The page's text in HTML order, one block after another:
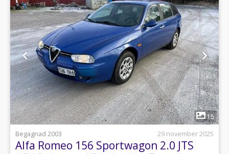
1
15
Begagnad 2003
29 november 2025
Alfa Romeo 156 Sportwagon 2.0 JTS